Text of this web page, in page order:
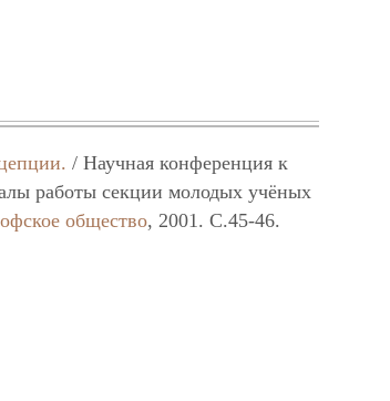
/ Научная конференция к
работы секции молодых учёных
общество, 2001. C.45-46.